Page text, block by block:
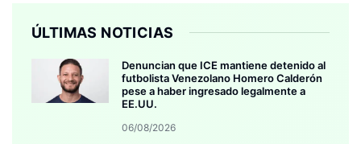
ÚLTIMAS NOTICIAS
Denuncian que ICE mantiene detenido al
futbolista Venezolano Homero Calderón
pese a haber ingresado legalmente a
EE.UU.
06/08/2026